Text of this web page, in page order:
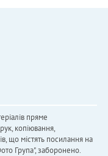
пряме
копіювання,
що містять посилання на
Група", заборонено.